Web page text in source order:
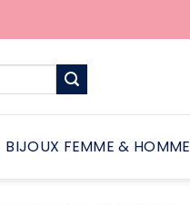
BIJOUX FEMME & HOMME